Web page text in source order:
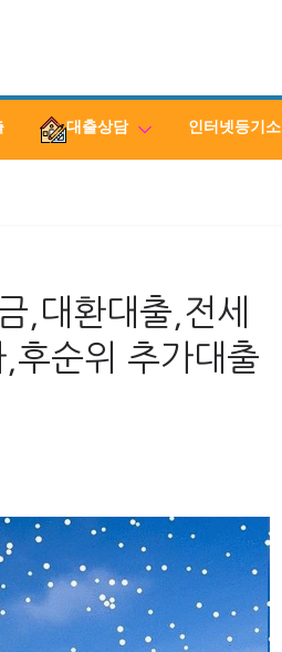
대출상담 인터넷등기소
,대환대출,전세
후순위 추가대출